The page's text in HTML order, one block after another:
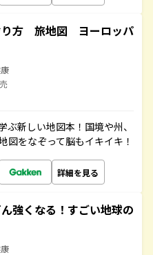
り方 旅地図 ヨーロッパ
新しい地図本！国境や州、
図をなぞって脳もイキイキ！
詳細を見る
強くなる！すごい地球の